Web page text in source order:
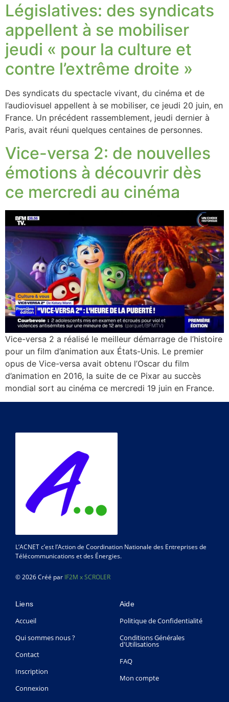
Législatives: des syndicats
appellent à se mobiliser
jeudi « pour la culture et
contre l’extrême droite »
Des syndicats du spectacle vivant, du cinéma et de
l’audiovisuel appellent à se mobiliser, ce jeudi 20 juin, en
France. Un précédent rassemblement, jeudi dernier à
Paris, avait réuni quelques centaines de personnes.
Vice-versa 2: de nouvelles
émotions à découvrir dès
ce mercredi au cinéma
Vice-versa 2 a réalisé le meilleur démarrage de l’histoire
pour un film d’animation aux États-Unis. Le premier
opus de Vice-versa avait obtenu l’Oscar du film
d’animation en 2016, la suite de ce Pixar au succès
mondial sort au cinéma ce mercredi 19 juin en France.
L’ACNET c’est l’Action de Coordination Nationale des Entreprises de
Télécommunications et des Énergies.
© 2026 Créé par IF2M x SCROLER
Liens
Accueil
Qui sommes nous ?
Contact
Inscription
Connexion
Aide
Politique de Confidentialité
Conditions Générales
d'Utilisations
FAQ
Mon compte